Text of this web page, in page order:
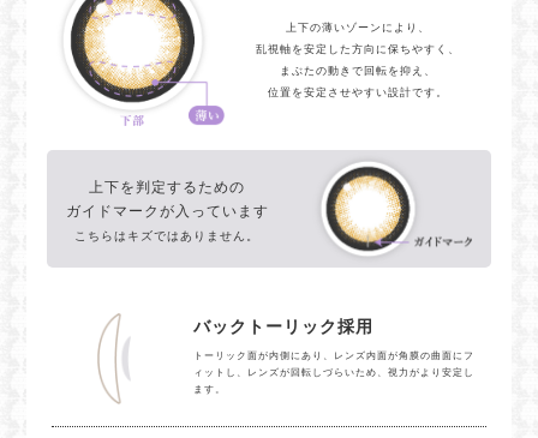
上下の薄いゾーンにより、
乱視軸を安定した方向に保ちやすく、
まぶたの動きで回転を抑え、
位置を安定させやすい設計です。
上下を判定するための
ガイドマークが入っています
こちらはキズではありません。
バックトーリック採用
トーリック面が内側にあり、レンズ内面が角膜の曲面にフ
ィットし、レンズが回転しづらいため、視力がより安定し
ます。